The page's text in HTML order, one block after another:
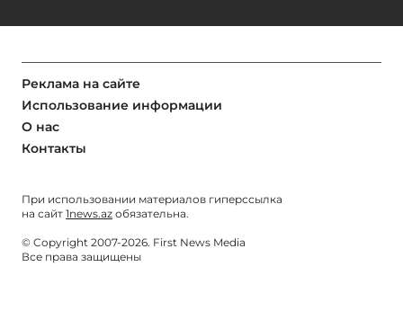
Реклама на сайте
Использование информации
О нас
Контакты
При использовании материалов гиперссылка
на сайт 1news.az обязательна.
© Copyright 2007-2026. First News Media
Все права защищены